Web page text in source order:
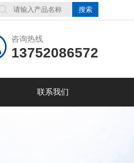
咨询热线
13752086572
联系我们